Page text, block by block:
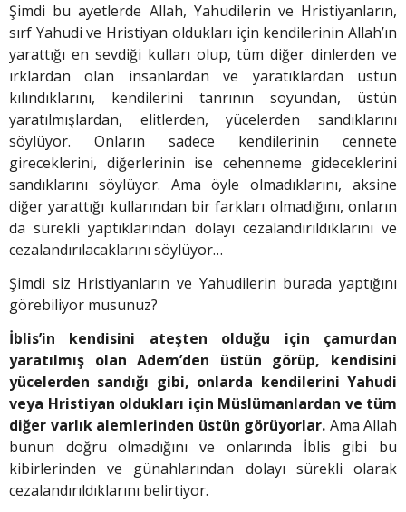
Şimdi bu ayetlerde Allah, Yahudilerin ve Hristiyanların,
sırf Yahudi ve Hristiyan oldukları için kendilerinin Allah’ın
yarattığı en sevdiği kulları olup, tüm diğer dinlerden ve
ırklardan olan insanlardan ve yaratıklardan üstün
kılındıklarını, kendilerini tanrının soyundan, üstün
yaratılmışlardan, elitlerden, yücelerden sandıklarını
söylüyor. Onların sadece kendilerinin cennete
gireceklerini, diğerlerinin ise cehenneme gideceklerini
sandıklarını söylüyor. Ama öyle olmadıklarını, aksine
diğer yarattığı kullarından bir farkları olmadığını, onların
da sürekli yaptıklarından dolayı cezalandırıldıklarını ve
cezalandırılacaklarını söylüyor…
Şimdi siz Hristiyanların ve Yahudilerin burada yaptığını
görebiliyor musunuz?
İblis’in kendisini ateşten olduğu için çamurdan
yaratılmış olan Adem’den üstün görüp, kendisini
yücelerden sandığı gibi, onlarda kendilerini Yahudi
veya Hristiyan oldukları için Müslümanlardan ve tüm
diğer varlık alemlerinden üstün görüyorlar. Ama Allah
bunun doğru olmadığını ve onlarında İblis gibi bu
kibirlerinden ve günahlarından dolayı sürekli olarak
cezalandırıldıklarını belirtiyor.